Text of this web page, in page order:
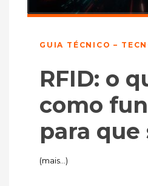
GUIA TÉCNICO –
RFID: o
como
para que
(mais…)